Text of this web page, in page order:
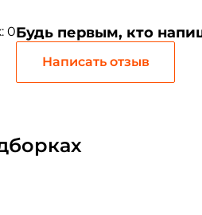
0Будь первым, кто
Написать отзыв